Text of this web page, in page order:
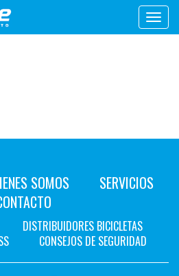
SOMOS
SERVICIOS
DISTRIBUIDORES BICICLETAS
CONSEJOS DE SEGURIDAD